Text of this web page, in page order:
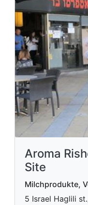
Aroma
Site
Milchprodukte,
5 Israel Haglili